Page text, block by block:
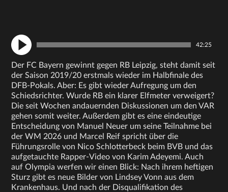
42:25
Der FC Bayern gewinnt gegen RB Leipzig, steht damit seit
der Saison 2019/20 erstmals wieder im Halbfinale des
DFB-Pokals. Aber: Es gibt wieder Aufregung um den
Schiedsrichter. Wurde RB ein klarer Elfmeter verweigert?
Die seit Wochen andauernden Diskussionen um den VAR
gehen somit weiter. Außerdem gibt es eine eindeutige
Entscheidung von Manuel Neuer um seine Teilnahme bei
der WM 2026 und Marcel Reif spricht über die
Führungsrolle von Nico Schlotterbeck beim BVB und das
aufgetauchte Rapper-Video von Karim Adeyemi. Auch
auf Olympia werfen wir einen Blick: Nach ihrem heftigen
Sturz gibt es neue Bilder von Lindsey Vonn aus dem
Krankenhaus. Und nach der Disqualifikation des